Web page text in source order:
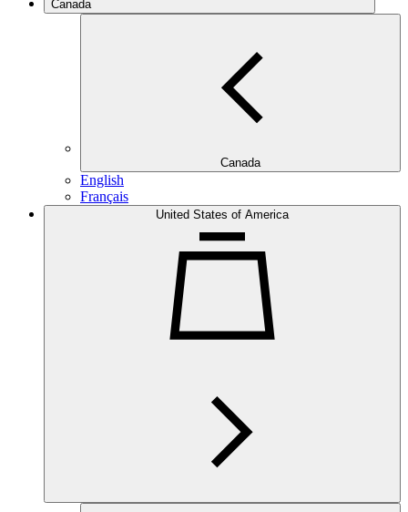
Canada
Canada
English
Français
United States of America